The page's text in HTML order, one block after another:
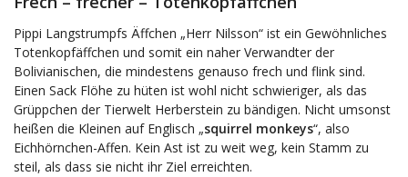
Pippi Langstrumpfs Äffchen „Herr Nilsson“ ist ein Gewöhnliches
Totenkopfäffchen und somit ein naher Verwandter der
Bolivianischen, die mindestens genauso frech und flink sind.
Einen Sack Flöhe zu hüten ist wohl nicht schwieriger, als das
Grüppchen der Tierwelt Herberstein zu bändigen. Nicht umsonst
heißen die Kleinen auf Englisch „squirrel monkeys“, also
Eichhörnchen-Affen. Kein Ast ist zu weit weg, kein Stamm zu
steil, als dass sie nicht ihr Ziel erreichten.